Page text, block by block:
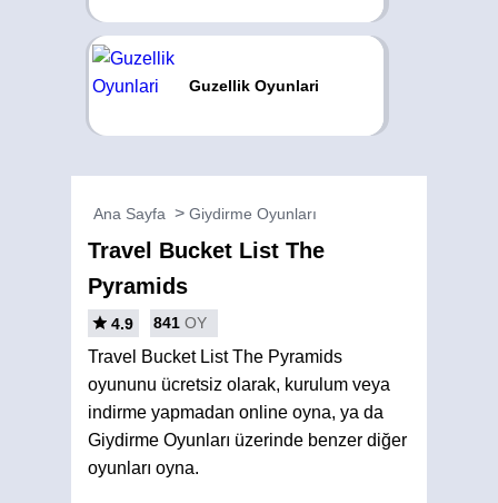
Guzellik Oyunlari
Ana Sayfa Giydirme Oyunları
Travel Bucket List The
Pyramids
4.9 841 OY
Travel Bucket List The Pyramids
oyununu ücretsiz olarak, kurulum veya
indirme yapmadan online oyna, ya da
Giydirme Oyunları üzerinde benzer diğer
oyunları oyna.